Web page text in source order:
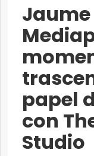
Jaume
papel
con
Studio